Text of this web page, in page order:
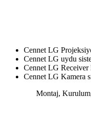
Cennet LG
Cennet LG uydu
Cennet LG Receiver
Cennet LG Kamera
Montaj,